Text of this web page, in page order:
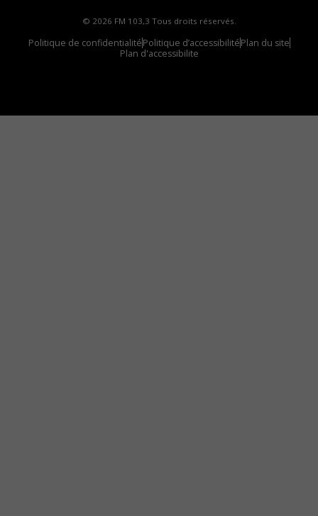
© 2026 FM 103,3 Tous droits réservés.
Politique de confidentialitéPolitique d’accessibilitéPlan du site
Plan d'accessibilite